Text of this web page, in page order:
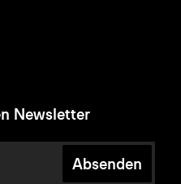
Newsletter
Absenden